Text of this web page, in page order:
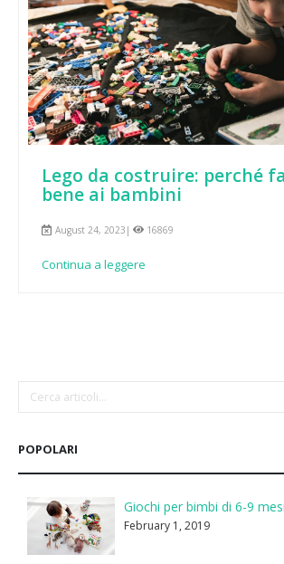
Lego da costruire: perché
bene ai bambini
August 24, 2023| 16869
Continua a leggere
POPOLARI
February 1, 2019